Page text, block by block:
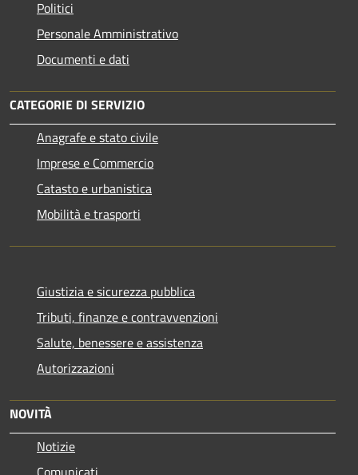
Politici
Personale Amministrativo
Documenti e dati
CATEGORIE DI SERVIZIO
Anagrafe e stato civile
Imprese e Commercio
Catasto e urbanistica
Mobilità e trasporti
Giustizia e sicurezza pubblica
Tributi, finanze e contravvenzioni
Salute, benessere e assistenza
Autorizzazioni
NOVITÀ
Notizie